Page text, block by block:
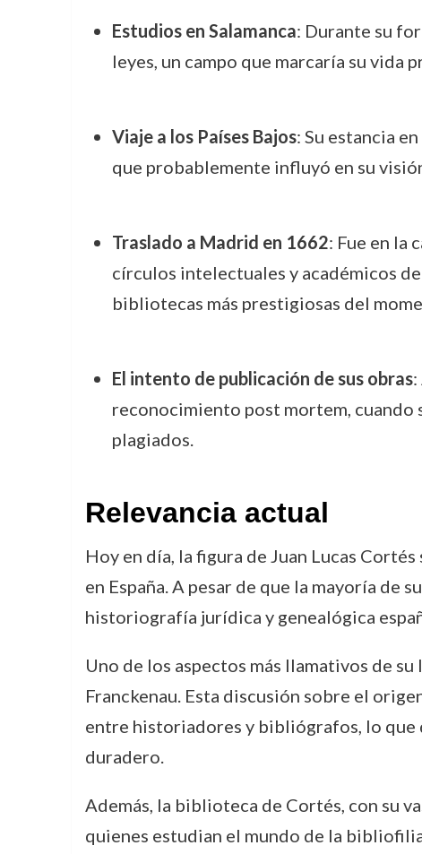
Estudios en Salamanca: Durante su
leyes, un campo que marcaría su vida
Viaje a los Países Bajos: Su estancia
que probablemente influyó en su
Traslado a Madrid en 1662: Fue en la
círculos intelectuales y académicos
bibliotecas más prestigiosas del
El intento de publicación de sus obras:
reconocimiento post mortem, cuando
plagiados.
Relevancia actual
Hoy en día, la figura de Juan Lucas
en España. A pesar de que la mayoría de
historiografía jurídica y genealógica
Uno de los aspectos más llamativos de su
Franckenau. Esta discusión sobre el
entre historiadores y bibliógrafos, lo que
duradero.
Además, la biblioteca de Cortés, con su
quienes estudian el mundo de la